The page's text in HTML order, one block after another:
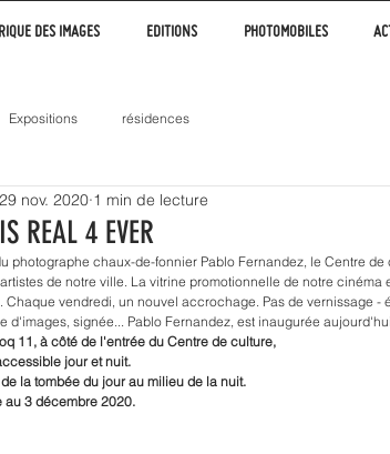
DES IMAGES EDITIONS PHOTOMOBILES
Expositions résidences
REAL 4 EVER
29 nov. 2020 1 min de lecture
photographe chaux-de-fonnier Pablo Fernandez, le Centre
de notre ville. La vitrine promotionnelle de notre
Chaque vendredi, un nouvel accrochage. Pas de vernissage -
d'images, signée... Pablo Fernandez, est inaugurée
11, à côté de l'entrée du Centre de culture,
jour et nuit.
la tombée du jour au milieu de la nuit.
au 3 décembre 2020.